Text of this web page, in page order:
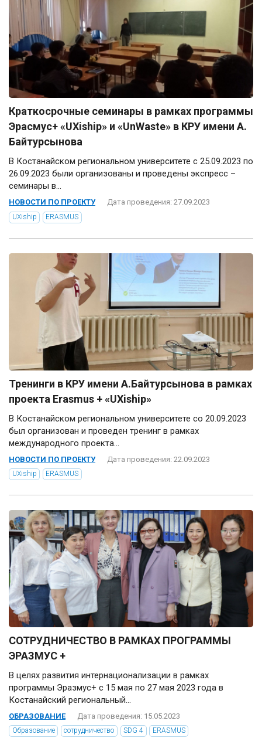
Краткосрочные семинары в рамках программы
Эрасмус+ «UXiship» и «UnWaste» в КРУ имени А.
Байтурсынова
В Костанайском региональном университете с 25.09.2023 по
26.09.2023 были организованы и проведены экспресс –
семинары в...
НОВОСТИ ПО ПРОЕКТУ Дата проведения: 27.09.2023
UXiship ERASMUS
Тренинги в КРУ имени А.Байтурсынова в рамках
проекта Erasmus + «UXiship»
В Костанайском региональном университете со 20.09.2023
был организован и проведен тренинг в рамках
международного проекта...
НОВОСТИ ПО ПРОЕКТУ Дата проведения: 22.09.2023
UXiship ERASMUS
СОТРУДНИЧЕСТВО В РАМКАХ ПРОГРАММЫ
ЭРАЗМУС +
В целях развития интернационализации в рамках
программы Эразмус+ с 15 мая по 27 мая 2023 года в
Костанайский региональный...
ОБРАЗОВАНИЕ Дата проведения: 15.05.2023
Образование сотрудничество SDG 4 ERASMUS